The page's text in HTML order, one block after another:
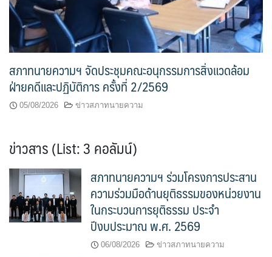
สภาทนายความฯ จัดประชุมคณะอนุกรรมการสิ่งแวดล้อม
ฝ่ายคดีและปฏิบัติการ ครั้งที่ 2/2569
05/08/2026 ข่าวสภาทนายความ
ข่าวสาร (List: 3 คอลัมน์)
สภาทนายความฯ ร่วมโครงการประสาน
ความร่วมมือด้านยุติธรรมของหน่วยงาน
ในกระบวนการยุติธรรม ประจำ
ปีงบประมาณ พ.ศ. 2569
06/08/2026 ข่าวสภาทนายความ